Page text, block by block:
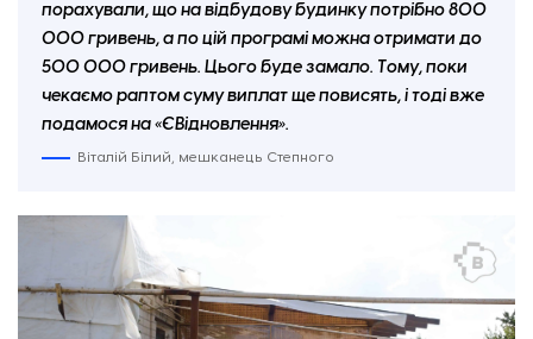
порахували, що на відбудову будинку потрібно 800
000 гривень, а по цій програмі можна отримати до
500 000 гривень. Цього буде замало. Тому, поки
чекаємораптом суму виплат ще повисять, і тоді вже
подамося на«ЄВідновлення».
Віталій Білий, мешканець Степного